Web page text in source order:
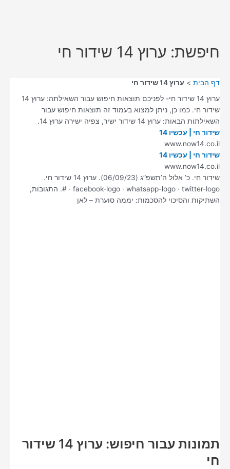
חיפשת: ערוץ 14 שידור חי
דף הבית
ערוץ 14 שידור חי
ערוץ 14 שידור חי- לפניכם תוצאות חיפוש עבור השאילתה: ערוץ 14
שידור חי. כמו כן, ניתן למצוא בעמוד זה תוצאות חיפוש עבור
השאילתות הבאות: ערוץ 14 שידור ישיר, צפיה ישירה ערוץ 14.
שידור חי | עכשיו 14
www.now14.co.il
שידור חי | עכשיו 14
www.now14.co.il
שידור חי. כ’ אלול ה’תשפ”ג (06/09/23). ערוץ 14 שידור חי.
facebook-logo · whatsapp-logo · twitter-logo · #. התגובות,
השתיקות והסיכוי להסכמות: יממה סוערת – לאן
תמונות עבור חיפוש: ערוץ 14 שידור
חי